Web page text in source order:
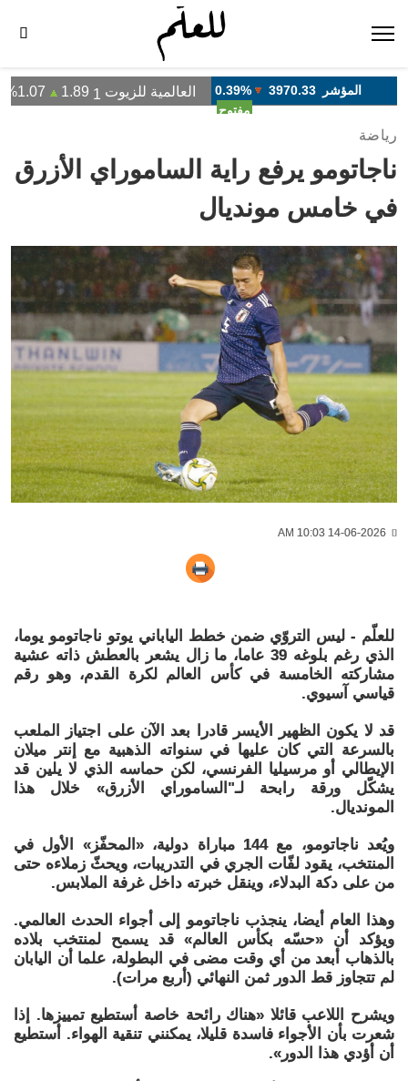
رياضة
ناجاتومو يرفع راية الساموراي الأزرق
في خامس مونديال
للعلّم - ليس التروّي ضمن خطط الياباني يوتو ناجاتومو يوما،
الذي رغم بلوغه 39 عاما، ما زال يشعر بالعطش ذاته عشية
مشاركته الخامسة في كأس العالم لكرة القدم، وهو رقم
قياسي آسيوي.
قد لا يكون الظهير الأيسر قادرا بعد الآن على اجتياز الملعب
بالسرعة التي كان عليها في سنواته الذهبية مع إنتر ميلان
الإيطالي أو مرسيليا الفرنسي، لكن حماسه الذي لا يلين قد
يشكّل ورقة رابحة لـ"الساموراي الأزرق» خلال هذا
المونديال.
ويُعد ناجاتومو، مع 144 مباراة دولية، «المحفّز» الأول في
المنتخب، يقود لفّات الجري في التدريبات، ويحثّ زملاءه حتى
من على دكة البدلاء، وينقل خبرته داخل غرفة الملابس.
وهذا العام أيضا، ينجذب ناجاتومو إلى أجواء الحدث العالمي.
ويؤكد أن «حسّه بكأس العالم» قد يسمح لمنتخب بلاده
بالذهاب أبعد من أي وقت مضى في البطولة، علما أن اليابان
لم تتجاوز قط الدور ثمن النهائي (أربع مرات).
ويشرح اللاعب قائلا «هناك رائحة خاصة أستطيع تمييزها. إذا
شعرت بأن الأجواء فاسدة قليلا، يمكنني تنقية الهواء. أستطيع
أن أؤدي هذا الدور».